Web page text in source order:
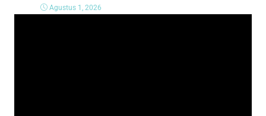
Agustus 1, 2026